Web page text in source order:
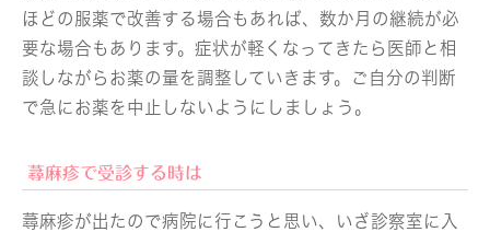
ほどの服薬で改善する場合もあれば、数か月の継続が必
要な場合もあります。症状が軽くなってきたら医師と相
談しながらお薬の量を調整していきます。ご自分の判断
で急にお薬を中止しないようにしましょう。
蕁麻疹で受診する時は
蕁麻疹が出たので病院に行こうと思い、いざ診察室に入